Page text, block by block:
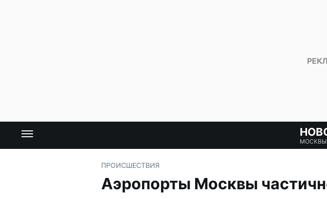
МОСКВЫ
ПРОИСШЕСТВИЯ
Аэропорты Москвы